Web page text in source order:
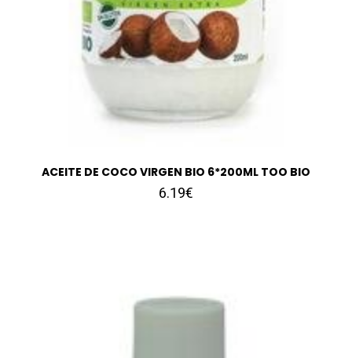
ACEITE DE COCO VIRGEN BIO 6*200ML TOO BIO
6.19€